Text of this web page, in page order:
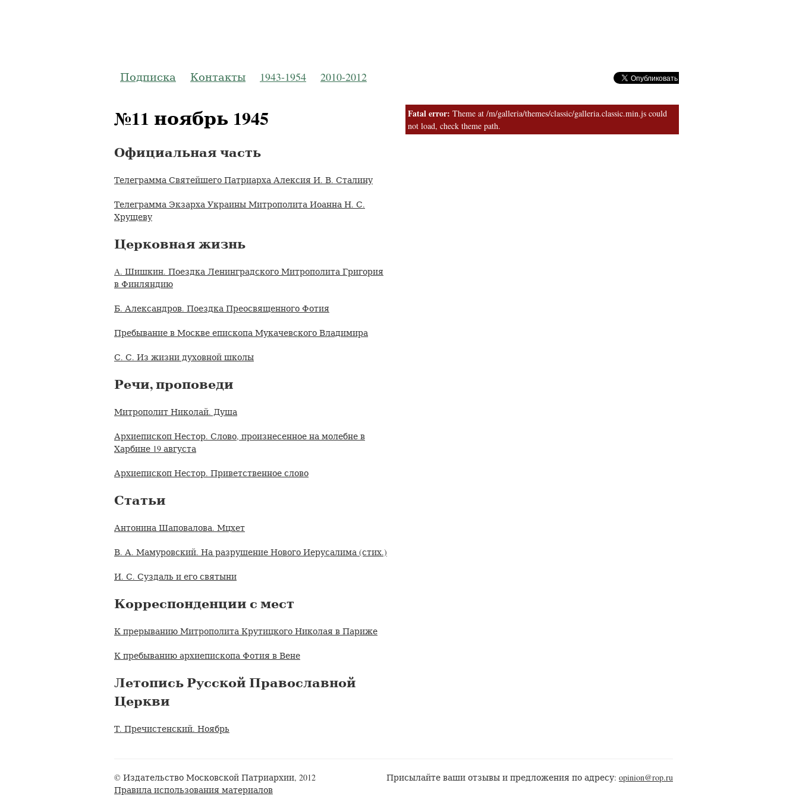
Подписка Контакты 1943-1954 2010-2012
№11 ноябрь 1945
Официальная часть
Телеграмма Святейшего Патриарха Алексия И. В. Сталину
Телеграмма Экзарха Украины Митрополита Иоанна Н. С.
Хрущеву
Церковная жизнь
A. Шишкин. Поездка Ленинградского Митрополита Григория
в Финляндию
Б. Александров. Поездка Преосвященного Фотия
Пребывание в Москве епископа Мукачевского Владимира
С. С. Из жизни духовной школы
Речи, проповеди
Митрополит Николай. Душа
Архиепископ Нестор. Слово, произнесенное на молебне в
Харбине 19 августа
Архиепископ Нестор. Приветственное слово
Статьи
Антонина Шаповалова. Мцхет
В. А. Мамуровский. На разрушение Нового Иерусалима (стих.)
И. С. Суздаль и его святыни
Корреспонденции с мест
К прерыванию Митрополита Крутицкого Николая в Париже
К пребыванию архиепископа Фотия в Вене
Летопись Русской Православной
Церкви
Т. Пречистенский. Ноябрь
Fatal error: Theme at /m/galleria/themes/classic/galleria.classic.min.js could
not load, check theme path.
© Издательство Московской Патриархии, 2012
Правила использования материалов
Присылайте ваши отзывы и предложения по адресу: opinion@rop.ru